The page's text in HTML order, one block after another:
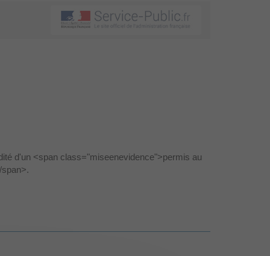
d'un <span class="miseenevidence">permis au